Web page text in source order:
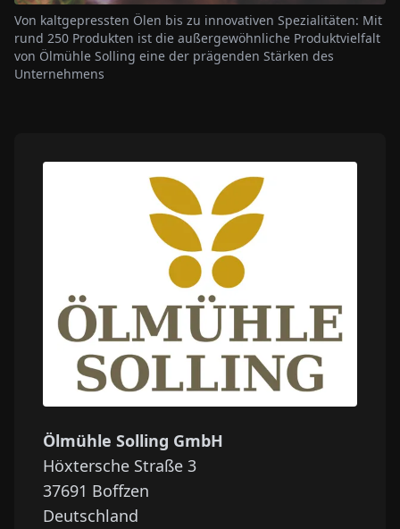
Von kaltgepressten Ölen bis zu innovativen Spezialitäten: Mit
rund 250 Produkten ist die außergewöhnliche Produktvielfalt
von Ölmühle Solling eine der prägenden Stärken des
Unternehmens
Ölmühle Solling GmbH
Höxtersche Straße 3
37691 Boffzen
Deutschland